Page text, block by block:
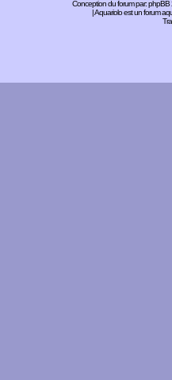
Conception du forum par:phpBB
| Aquariolo est un forum